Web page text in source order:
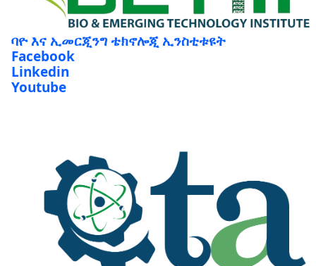
ባዮ እና ኢመርጂንግ ቴክኖሎጂ ኢንስቲቱዩት
Facebook
Linkedin
Youtube